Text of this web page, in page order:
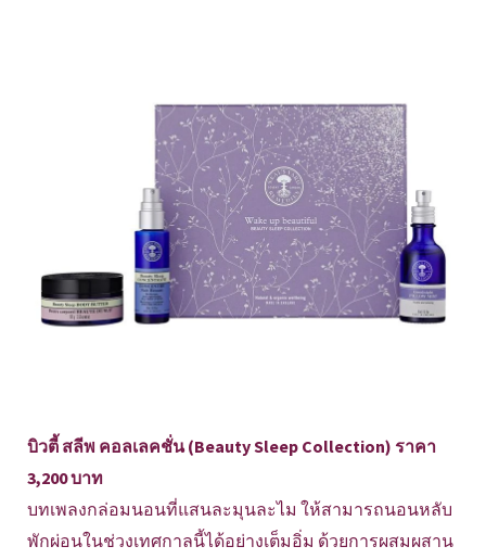
บิวตี้ สลีพ คอลเลคชั่น (Beauty Sleep Collection) ราคา
3,200 บาท
บทเพลงกล่อมนอนที่แสนละมุนละไม ให้สามารถนอนหลับ
พักผ่อนในช่วงเทศกาลนี้ได้อย่างเต็มอิ่ม ด้วยการผสมผสาน